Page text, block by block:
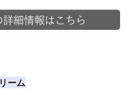
ーム